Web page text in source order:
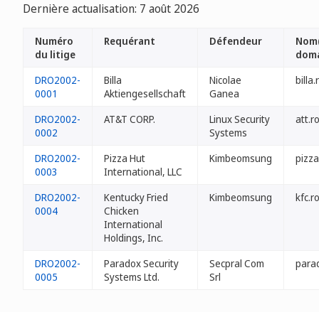
Dernière actualisation: 7 août 2026
Numéro
du litige
Requérant Défendeur
DRO2002-
0001
Billa
Aktiengesellschaft
Nicolae
Ganea
DRO2002-
0002
AT&T CORP.
Linux Security
Systems
att.ro
DRO2002-
0003
Pizza Hut
International, LLC
Kimbeomsung
DRO2002-
0004
Kentucky Fried
Chicken
International
Holdings, Inc.
Kimbeomsung kfc.ro
DRO2002-
0005
Paradox Security
Systems Ltd.
Secpral Com
Srl